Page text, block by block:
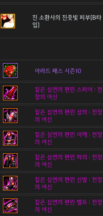
진 소환사의 진줏빛 피부[B타
입]
아라드 패스 시즌10
짙은 심연의 편린 스피어 : 전
장의 여신
짙은 심연의 편린 상의 : 전장
의 여신
짙은 심연의 편린 어깨 : 전장
의 여신
짙은 심연의 편린 하의 : 전장
의 여신
짙은 심연의 편린 신발 : 전장
의 여신
짙은 심연의 편린 벨트 : 전장
의 여신